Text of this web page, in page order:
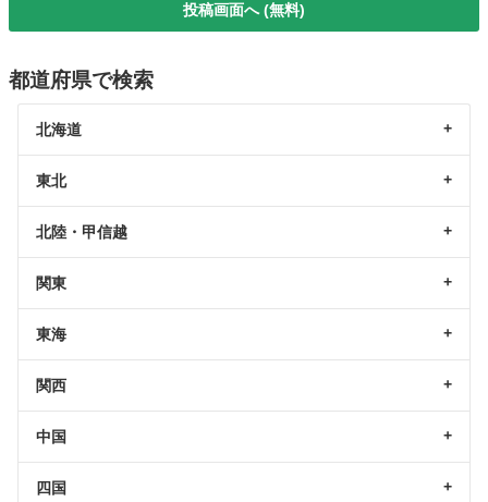
投稿画面へ (無料)
都道府県で検索
北海道
東北
北陸・甲信越
関東
東海
関西
中国
四国